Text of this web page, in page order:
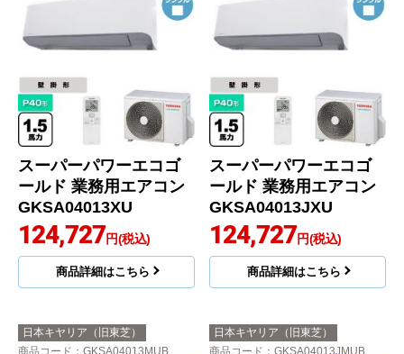
スーパーパワーエコゴ
ールド 業務用エアコン
GKSA04013XU
124,727円(税込)
商品詳細はこちら
スーパーパワーエコゴ
ールド 業務用エアコン
GKSA04013JXU
124,727円(税込)
商品詳細はこちら
日本キヤリア（旧東芝）
日本キヤリア（旧東芝）